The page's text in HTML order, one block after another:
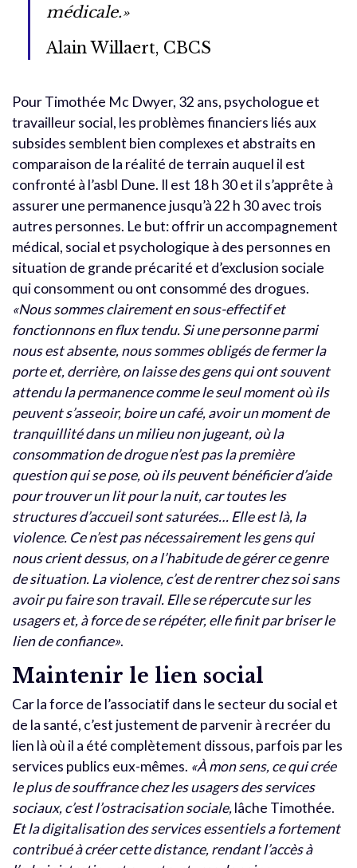
médicale.»
Alain Willaert, CBCS
Pour Timothée Mc Dwyer, 32 ans, psychologue et
travailleur social, les problèmes financiers liés aux
subsides semblent bien complexes et abstraits en
comparaison de la réalité de terrain auquel il est
confronté à l’asbl Dune. Il est 18 h 30 et il s’apprête à
assurer une permanence jusqu’à 22 h 30 avec trois
autres personnes. Le but: offrir un accompagnement
médical, social et psychologique à des personnes en
situation de grande précarité et d’exclusion sociale
qui consomment ou ont consommé des drogues.
«Nous sommes clairement en sous-effectif et
fonctionnons en flux tendu. Si une personne parmi
nous est absente, nous sommes obligés de fermer la
porte et, derrière, on laisse des gens qui ont souvent
attendu la permanence comme le seul moment où ils
peuvent s’asseoir, boire un café, avoir un moment de
tranquillité dans un milieu non jugeant, où la
consommation de drogue n’est pas la première
question qui se pose, où ils peuvent bénéficier d’aide
pour trouver un lit pour la nuit, car toutes les
structures d’accueil sont saturées… Elle est là, la
violence. Ce n’est pas nécessairement les gens qui
nous crient dessus, on a l’habitude de gérer ce genre
de situation. La violence, c’est de rentrer chez soi sans
avoir pu faire son travail. Elle se répercute sur les
usagers et, à force de se répéter, elle finit par briser le
lien de confiance».
Maintenir le lien social
Car la force de l’associatif dans le secteur du social et
de la santé, c’est justement de parvenir à recréer du
lien là où il a été complètement dissous, parfois par les
services publics eux-mêmes. «À mon sens, ce qui crée
le plus de souffrance chez les usagers des services
sociaux, c’est l’ostracisation sociale,lâche Timothée.
Et la digitalisation des services essentiels a fortement
contribué à créer cette distance, rendant l’accès à